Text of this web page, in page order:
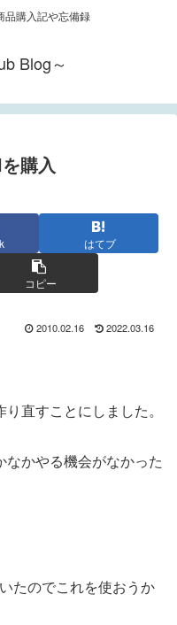
品購入記や忘備録
Blog～
購入
はてブ
コピー
2010.02.16 2022.03.16
直すことにしました。
かやる機会がなかった
たのでこれを使おうか